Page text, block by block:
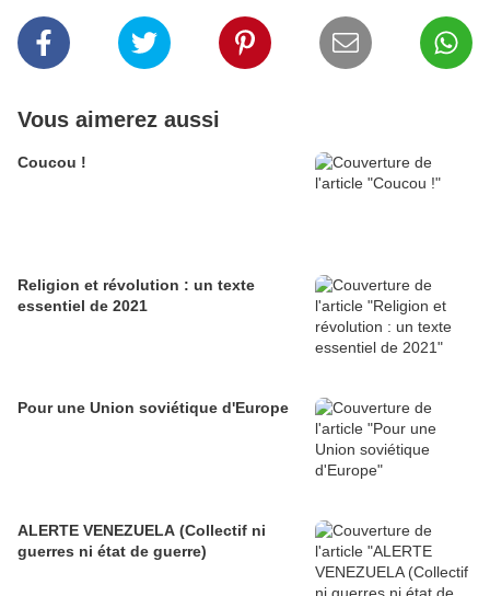
Vous aimerez aussi
Coucou !
Religion et révolution : un texte
essentiel de 2021
Pour une Union soviétique d'Europe
ALERTE VENEZUELA (Collectif ni
guerres ni état de guerre)